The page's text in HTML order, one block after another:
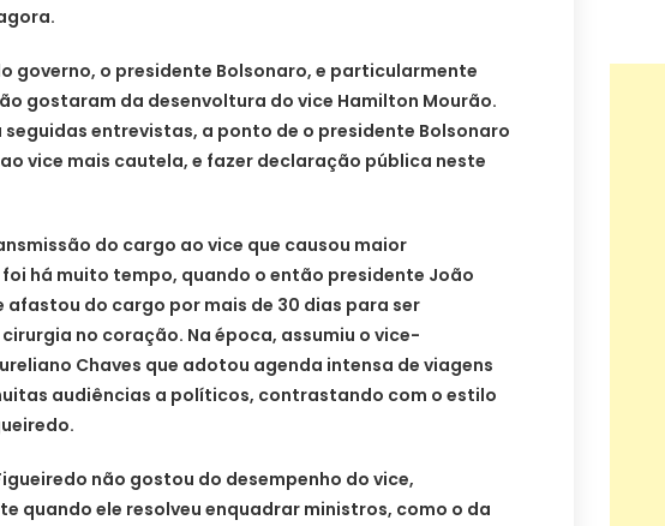
governo, o presidente Bolsonaro, e particularmente
gostaram da desenvoltura do vice Hamilton Mourão.
seguidas entrevistas, a ponto de o presidente Bolsonaro
vice mais cautela, e fazer declaração pública neste
do cargo ao vice que causou maior
há muito tempo, quando o então presidente João
afastou do cargo por mais de 30 dias para ser
no coração. Na época, assumiu o vice-
Chaves que adotou agenda intensa de viagens
audiências a políticos, contrastando com o estilo
não gostou do desempenho do vice,
quando ele resolveu enquadrar ministros, como o da